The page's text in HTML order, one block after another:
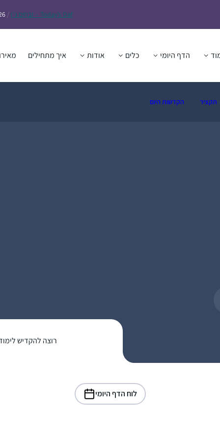
Today’s Daf – זבחים נ״ו /
הדף היומי כלים אודות איך מתחילים
תקציר הקדשות היום
רוצה להקדיש
לוח הדף היומי